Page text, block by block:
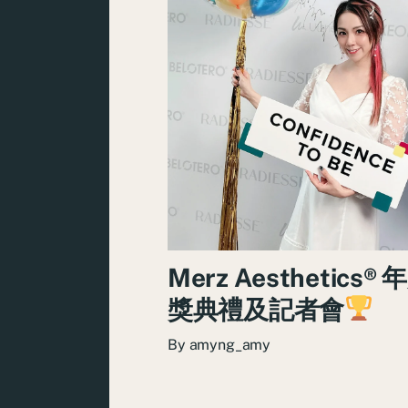
Merz Aesthetics®
獎典禮及記者會
By amyng_amy